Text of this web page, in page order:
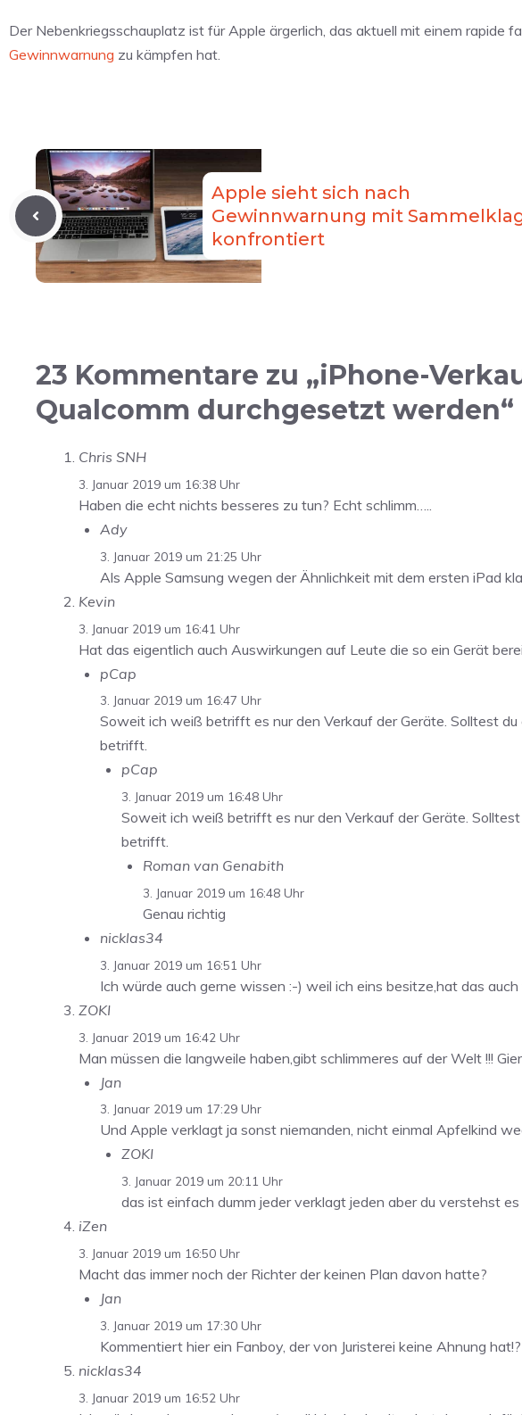
Der Nebenkriegsschauplatz ist für Apple ärgerlich, das aktuell mit einem rapide
Gewinnwarnung zu kämpfen hat.
Apple sieht sich nach
Gewinnwarnung mit
konfrontiert
23 Kommentare zu „iPhone-
Qualcomm durchgesetzt werden“
Chris SNH
3. Januar 2019 um 16:38 Uhr
Haben die echt nichts besseres zu tun? Echt schlimm…..
Ady
3. Januar 2019 um 21:25 Uhr
Als Apple Samsung wegen der Ähnlichkeit mit dem ersten iPad
Kevin
3. Januar 2019 um 16:41 Uhr
Hat das eigentlich auch Auswirkungen auf Leute die so ein Gerät
pCap
3. Januar 2019 um 16:47 Uhr
Soweit ich weiß betrifft es nur den Verkauf der Geräte. Solltest
betrifft.
pCap
3. Januar 2019 um 16:48 Uhr
Soweit ich weiß betrifft es nur den Verkauf der Geräte.
betrifft.
Roman van Genabith
3. Januar 2019 um 16:48 Uhr
Genau richtig
nicklas34
3. Januar 2019 um 16:51 Uhr
Ich würde auch gerne wissen :-) weil ich eins besitze,hat das
ZOKI
3. Januar 2019 um 16:42 Uhr
Man müssen die langweile haben,gibt schlimmeres auf der Welt !!!
Jan
3. Januar 2019 um 17:29 Uhr
Und Apple verklagt ja sonst niemanden, nicht einmal Apfelkind
ZOKI
3. Januar 2019 um 20:11 Uhr
das ist einfach dumm jeder verklagt jeden aber du verstehst
iZen
3. Januar 2019 um 16:50 Uhr
Macht das immer noch der Richter der keinen Plan davon hatte?
Jan
3. Januar 2019 um 17:30 Uhr
Kommentiert hier ein Fanboy, der von Juristerei keine Ahnung hat!?
nicklas34
3. Januar 2019 um 16:52 Uhr